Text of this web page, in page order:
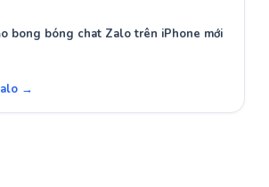
bong bóng chat Zalo trên iPhone mới
→